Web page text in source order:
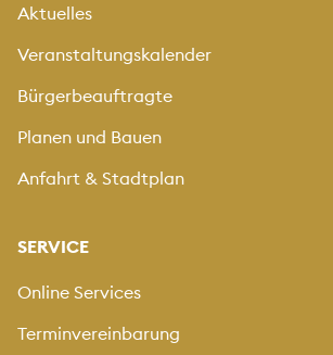
Aktuelles
Veranstaltungskalender
Bürgerbeauftragte
Planen und Bauen
Anfahrt & Stadtplan
SERVICE
Online Services
Terminvereinbarung